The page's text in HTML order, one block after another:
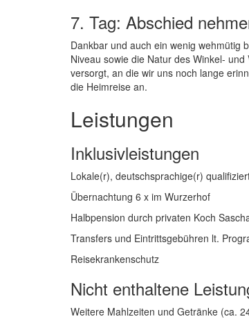
7. Tag: Abschied
Dankbar und auch ein wenig wehmütig
Niveau sowie die Natur des Winkel-
versorgt, an die wir uns noch lange
die Heimreise an.
Leistungen
Inklusivleistungen
Lokale(r), deutschsprachige(r)
Übernachtung 6 x im Wurzerhof
Halbpension durch privaten Koch
Transfers und Eintrittsgebühren lt.
Reisekrankenschutz
Nicht enthaltene
Weitere Mahlzeiten und Getränke (ca.